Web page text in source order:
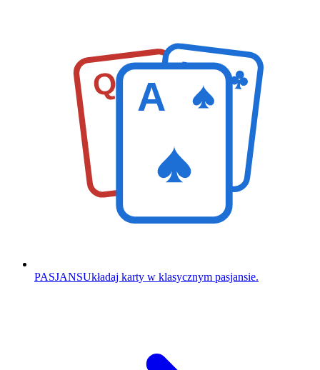
Q K
A
PASJANSUkładaj karty w klasycznym pasjansie.